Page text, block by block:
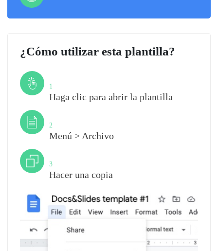
¿Cómo utilizar esta plantilla?
1
Haga clic para abrir la plantilla
2
Menú > Archivo
3
Hacer una copia